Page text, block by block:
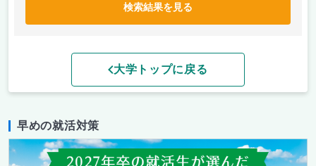
検索結果を見る
大学トップに戻る
早めの就活対策